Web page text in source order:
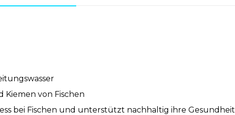
von Fischen
bei Fischen und unterstützt nachhaltig ihre Gesundheit